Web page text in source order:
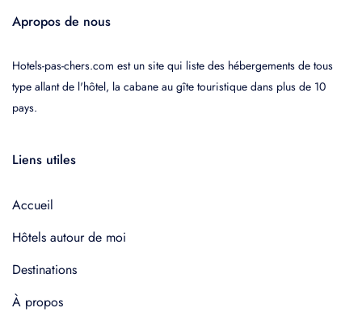
Apropos de nous
Hotels-pas-chers.com est un site qui liste des hébergements de tous
type allant de l'hôtel, la cabane au gîte touristique dans plus de 10
pays.
Liens utiles
Accueil
Hôtels autour de moi
Destinations
À propos